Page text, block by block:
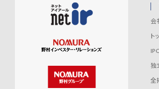
会
ト
独
全